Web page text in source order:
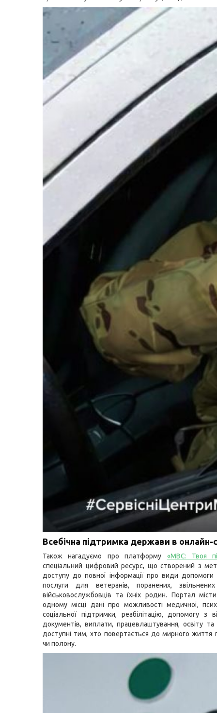
Всебічна підтримка держави в онлайн-
Також нагадуємо про платформу «МВС: Твоя
спеціальний цифровий ресурс, що створений з
доступу до повної інформації про види допомоги
послуги для ветеранів, поранених,
військовослужбовців та їхніх родин. Портал
одному місці дані про можливості медичної,
соціальної підтримки, реабілітацію, допомогу з
документів, виплати, працевлаштування, освіту та
доступні тим, хто повертається до мирного життя
чи полону.